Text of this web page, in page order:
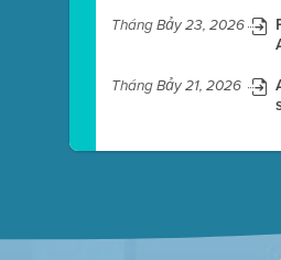
Tháng Bảy 23, 2026
Tháng Bảy 21, 2026